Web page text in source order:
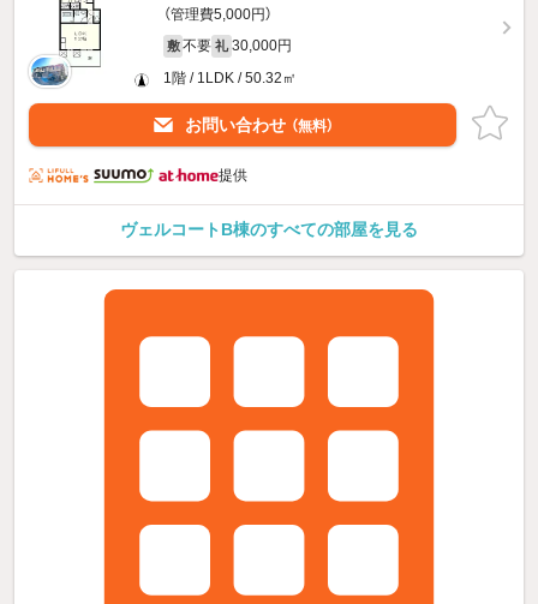
（管理費5,000円）
敷 不要 礼 30,000円
1階 / 1LDK / 50.32㎡
お問い合わせ （無料）
提供
ヴェルコートB棟のすべての部屋を見る